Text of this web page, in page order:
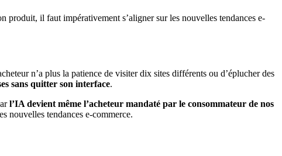
produit, il faut impérativement s’aligner sur les nouvelles tendances e-
n’a plus la patience de visiter dix sites différents ou d’éplucher des
sans quitter son interface.
l’IA devient même l’acheteur mandaté par le consommateur de nos
nouvelles tendances e-commerce.